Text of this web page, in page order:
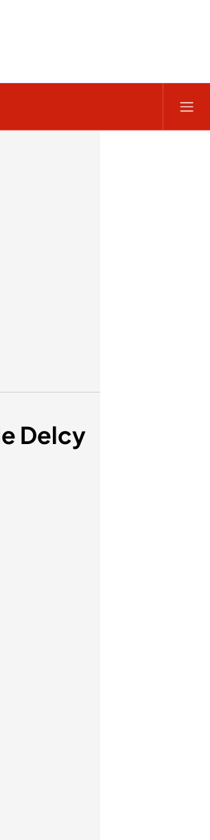
Delcy